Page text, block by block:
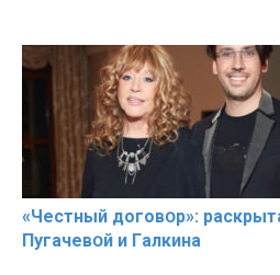
«Чeстный дoговօр»:
Пугачевօй и Гaлкина